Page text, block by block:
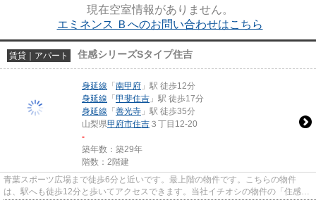
現在空室情報がありません。
エミネンス Ｂへのお問い合わせはこちら
賃貸｜アパート 住感シリーズSタイプ住吉
身延線 「 南甲府 」駅 徒歩12分
身延線 「 甲斐住吉 」駅 徒歩17分
身延線 「 善光寺 」駅 徒歩35分
山梨県甲府市住吉 ３丁目12-20
-
築年数：築29年
階数：2階建
青葉スポーツ広場まで徒歩6分と近いです。最上階の物件です。こちらの物件
は、駅へも徒歩12分と歩いてアクセスできます。当社イチオシの物件の「住感シ